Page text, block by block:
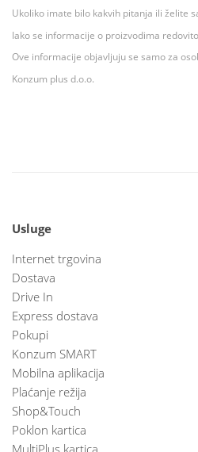
Ukoliko imate bilo kakvih pitanja ili želite
Iako se informacije o proizvodima
Ove informacije objavljuju se samo za
Konzum plus d.o.o.
Usluge
Internet trgovina
Dostava
Drive In
Express dostava
Pokupi
Konzum SMART
Mobilna aplikacija
Plaćanje režija
Shop&Touch
Poklon kartica
MultiPlus kartica